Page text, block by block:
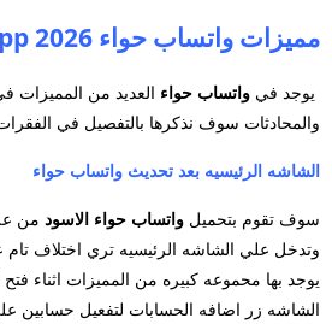
مميزات واتساب حواء 2026 HawhatsApp
يوجد في واتساب حواء العديد من المميزات
والمحادثات سوف نذكرها بالتفصيل في الفقرات
الشاشه الرئيسيه بعد تحديث واتساب حواء
سوف تقوم بتحميل واتساب حواء الاسود من
وتدخل علي الشاشه الرئيسيه تري اختلاف تام
يوجد بها محموعه كبيره من المميزات اثناء
الشاشه زر اضافه الحسابات لتفعيل حسابين